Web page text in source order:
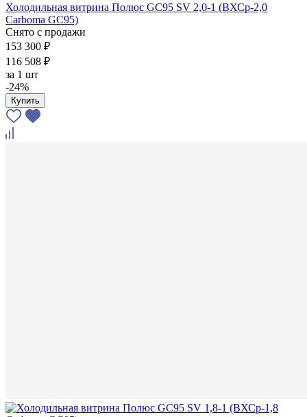
Холодильная витрина Полюс GC95 SV 2,0-1 (ВХСр-2,0
Carboma GC95)
Снято с продажи
153 300 ₽
116 508 ₽
за 1 шт
-24%
Купить